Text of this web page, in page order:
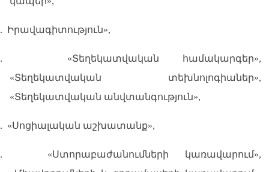
Իրավագիտություն»,
«Տեղեկատվական համակարգեր»,
«Տեղեկատվական տեխնոլոգիաներ»,
«Տեղեկատվական անվտանգություն»,
«Սոցիալական աշխատանք»,
«Ստորաբաժանումների կառավարում»,